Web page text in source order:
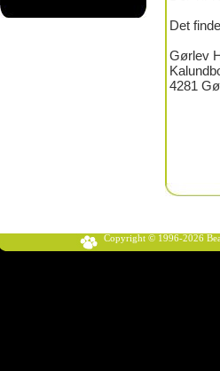
Det
Gørlev
4281
Copyright © 1996-2026